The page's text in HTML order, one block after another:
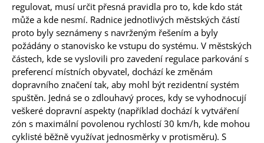
regulovat, musí určit přesná pravidla pro to, kde kdo stát
může a kde nesmí. Radnice jednotlivých městských částí
proto byly seznámeny s navrženým řešením a byly
požádány o stanovisko ke vstupu do systému. V městských
částech, kde se vyslovili pro zavedení regulace parkování s
preferencí místních obyvatel, dochází ke změnám
dopravního značení tak, aby mohl být rezidentní systém
spuštěn. Jedná se o zdlouhavý proces, kdy se vyhodnocují
veškeré dopravní aspekty (například dochází k vytváření
zón s maximální povolenou rychlostí 30 km/h, kde mohou
cyklisté běžně využívat jednosměrky v protisměru). S